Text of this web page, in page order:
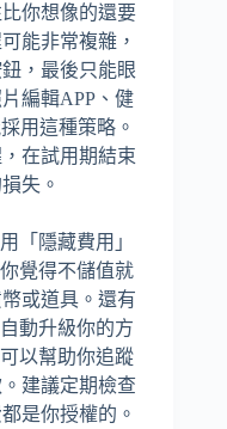
你想像的還要
能非常複雜，
，最後只能眼
編輯APP、健
用這種策略。
在試用期結束
失。
「隱藏費用」
覺得不儲值就
或道具。還有
動升級你的方
以幫助你追蹤
建議定期檢查
是你授權的。